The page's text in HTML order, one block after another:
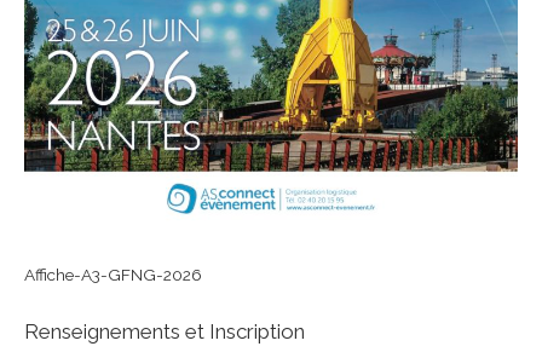
Affiche-A3-GFNG-2026
Renseignements et Inscription